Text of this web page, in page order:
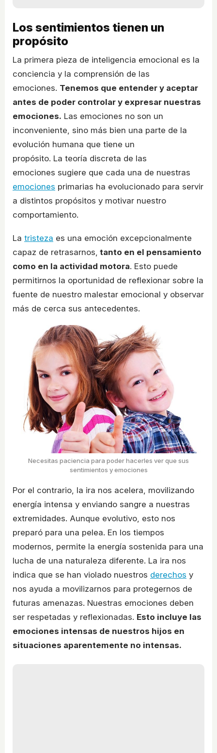
Los sentimientos tienen un
propósito
La primera pieza de inteligencia emocional es la
conciencia y la comprensión de las
emociones. Tenemos que entender y aceptar
antes de poder controlar y expresar nuestras
emociones. Las emociones no son un
inconveniente, sino más bien una parte de la
evolución humana que tiene un
propósito. La teoría discreta de las
emociones sugiere que cada una de nuestras
emociones primarias ha evolucionado para servir
a distintos propósitos y motivar nuestro
comportamiento.
La tristeza es una emoción excepcionalmente
capaz de retrasarnos, tanto en el pensamiento
como en la actividad motora. Esto puede
permitirnos la oportunidad de reflexionar sobre la
fuente de nuestro malestar emocional y observar
más de cerca sus antecedentes.
Necesitas paciencia para poder hacerles ver que sus
sentimientos y emociones
Por el contrario, la ira nos acelera, movilizando
energía intensa y enviando sangre a nuestras
extremidades. Aunque evolutivo, esto nos
preparó para una pelea. En los tiempos
modernos, permite la energía sostenida para una
lucha de una naturaleza diferente. La ira nos
indica que se han violado nuestros derechos y
nos ayuda a movilizarnos para protegernos de
futuras amenazas. Nuestras emociones deben
ser respetadas y reflexionadas. Esto incluye las
emociones intensas de nuestros hijos en
situaciones aparentemente no intensas.